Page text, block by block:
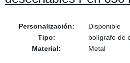
Personalización:
Disponible
Tipo:
bolígrafo de
Material:
Metal